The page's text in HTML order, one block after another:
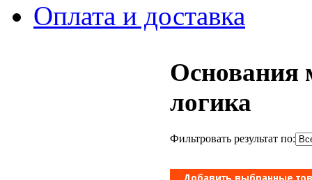
Оплата и доставка
Основания
логика
Фильтровать результат по: